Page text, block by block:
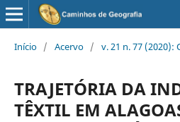
Início / Acervo / v. 21 n. 77 (2020):
TRAJETÓRIA DA
TÊXTIL EM